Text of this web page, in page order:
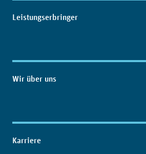
Leistungserbringer
Wir über uns
Karriere